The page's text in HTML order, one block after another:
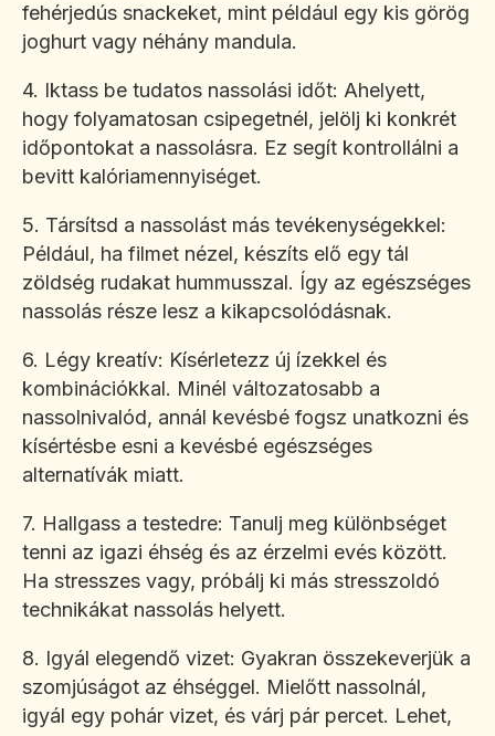
fehérjedús snackeket, mint például egy kis görög
joghurt vagy néhány mandula.
4. Iktass be tudatos nassolási időt: Ahelyett,
hogy folyamatosan csipegetnél, jelölj ki konkrét
időpontokat a nassolásra. Ez segít kontrollálni a
bevitt kalóriamennyiséget.
5. Társítsd a nassolást más tevékenységekkel:
Például, ha filmet nézel, készíts elő egy tál
zöldség rudakat hummusszal. Így az egészséges
nassolás része lesz a kikapcsolódásnak.
6. Légy kreatív: Kísérletezz új ízekkel és
kombinációkkal. Minél változatosabb a
nassolnivalód, annál kevésbé fogsz unatkozni és
kísértésbe esni a kevésbé egészséges
alternatívák miatt.
7. Hallgass a testedre: Tanulj meg különbséget
tenni az igazi éhség és az érzelmi evés között.
Ha stresszes vagy, próbálj ki más stresszoldó
technikákat nassolás helyett.
8. Igyál elegendő vizet: Gyakran összekeverjük a
szomjúságot az éhséggel. Mielőtt nassolnál,
igyál egy pohár vizet, és várj pár percet. Lehet,